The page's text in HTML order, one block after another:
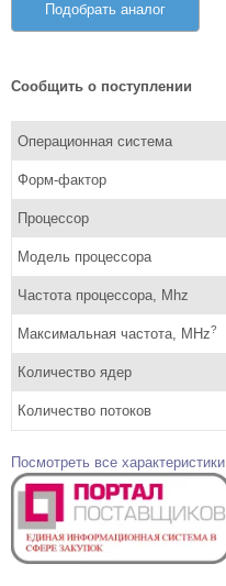
Подобрать аналог
Сообщить о поступлении
Операционная система
Форм-фактор
Процессор
Модель процессора
Частота процессора, Mhz
Максимальная частота, MHz?
Количество ядер
Количество потоков
Посмотреть все характеристики